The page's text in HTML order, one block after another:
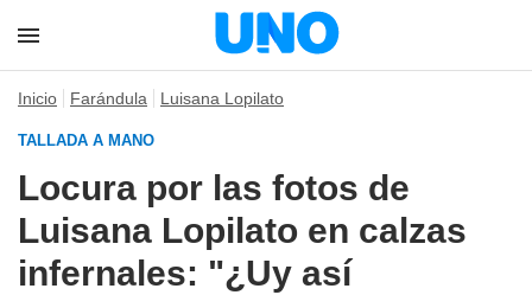
Inicio Farándula Luisana Lopilato
TALLADA A MANO
Locura por las fotos de
Luisana Lopilato en calzas
infernales: "¿Uy así